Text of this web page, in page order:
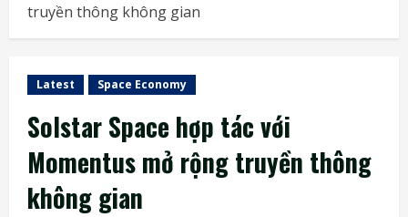
truyền thông không gian
Latest Space Economy
Solstar Space hợp tác với
Momentus mở rộng truyền thông
không gian